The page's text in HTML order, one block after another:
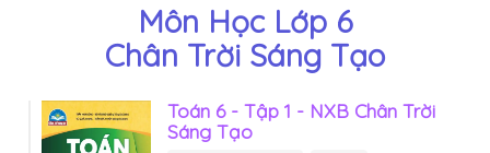
Môn Học Lớp 6
Chân Trời Sáng Tạo
Toán 6 - Tập 1 - NXB Chân Trời
Sáng Tạo